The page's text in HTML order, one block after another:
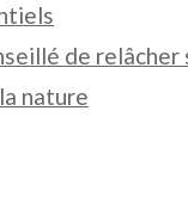
de relâcher
nature